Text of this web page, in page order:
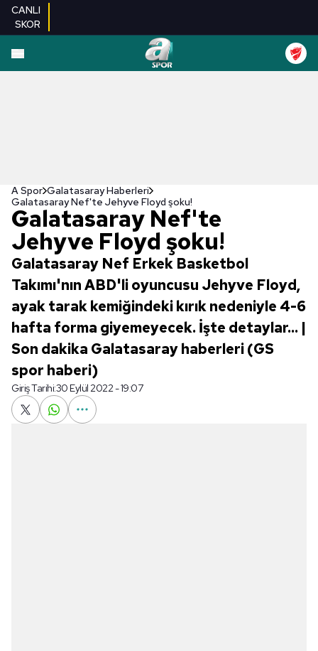
CANLI
SKOR
A Spor Galatasaray Haberleri
Galatasaray Nef'te Jehyve Floyd şoku!
Galatasaray Nef'te
Jehyve Floyd şoku!
Galatasaray Nef Erkek Basketbol
Takımı'nın ABD'li oyuncusu Jehyve Floyd,
ayak tarak kemiğindeki kırık nedeniyle 4-6
hafta forma giyemeyecek. İşte detaylar... |
Son dakika Galatasaray haberleri (GS
spor haberi)
Giriş Tarihi:30 Eylül 2022 - 19:07